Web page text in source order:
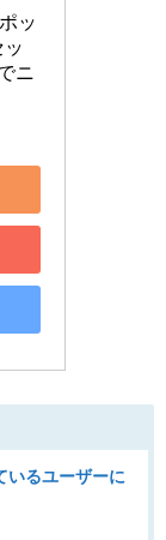
ッ
ッ
ニ
いるユーザーに